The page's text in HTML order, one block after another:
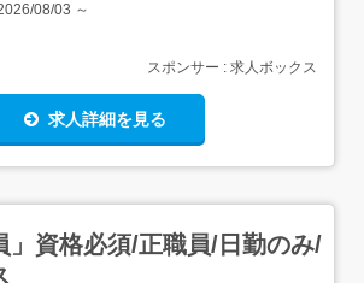
08/03 ～
スポンサー : 求人ボックス
求人詳細を見る
」資格必須/正職員/日勤のみ/